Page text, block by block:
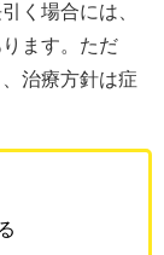
く場合には、
ます。ただ
治療方針は症